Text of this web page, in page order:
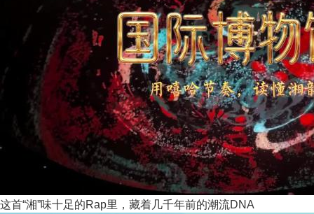
这首“湘”味十足的Rap里，藏着几千年前的潮流DNA